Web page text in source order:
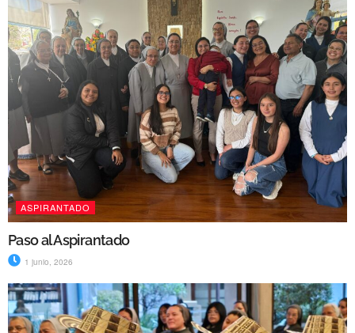
ASPIRANTADO
Paso al Aspirantado
1 junio, 2026